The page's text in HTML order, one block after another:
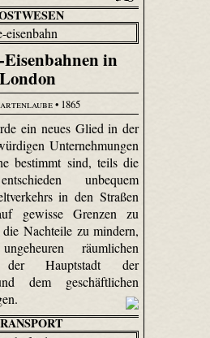
in
London
• 1865
ein neues Glied in der
Unternehmungen
bestimmt sind, teils die
unbequem
in den Straßen
gewisse Grenzen zu
Nachteile zu mindern,
räumlichen
der Hauptstadt der
dem geschäftlichen